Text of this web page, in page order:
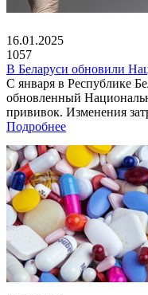
16.01.2025
1057
В Беларуси обновили
С января в Республике
обновленный
прививок. Изменения
Подробнее